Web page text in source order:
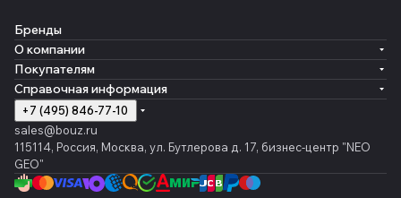
Бренды
О компании
Покупателям
Справочная информация
+7 (495) 846-77-10
sales@bouz.ru
115114, Россия, Москва, ул. Бутлерова д. 17, бизнес-центр "NEO
GEO"